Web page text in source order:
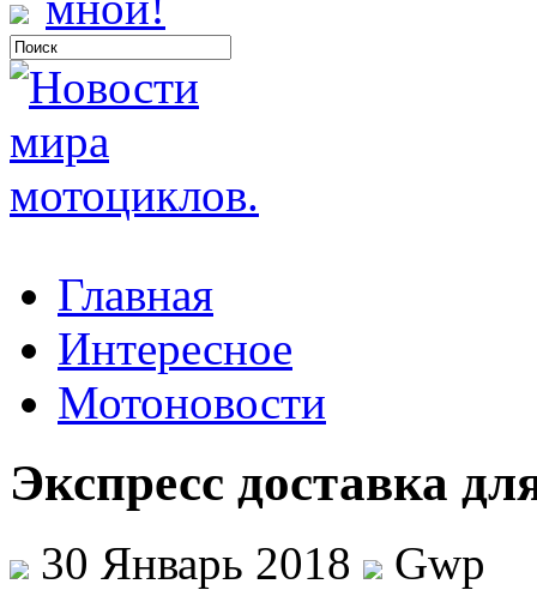
Главная
Интересное
Мотоновости
Экспресс доставка
30 Январь 2018
Gwp